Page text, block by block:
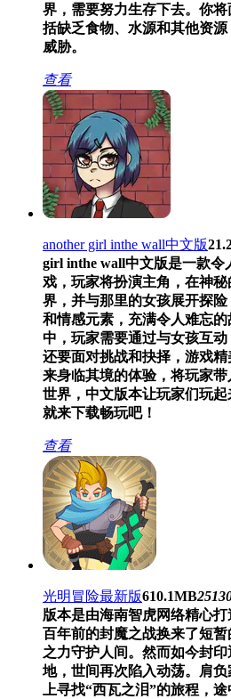
界，需要努力生存下去。你
括缺乏食物、水源和其他资
威胁。
查看
another girl inthe wall中文版
girl inthe wall中文版是一款令
戏，玩家将扮演主角，在神
界，并与那里的女孩展开探
和情感元素，充满令人难忘
中，玩家需要通过与女孩互
还要面对挑战和抉择，游戏
来身临其境的体验，将玩家
世界，中文版本让玩家们玩
就来下载畅玩吧！
查看
光明冒险最新版610.1MB
版本是由海南智虎网络精心打
百年前的封魔之战换来了短
之力守护人间。然而如今封
地，世间再次陷入动荡。肩
上寻找“西瓦之泪”的旅程，